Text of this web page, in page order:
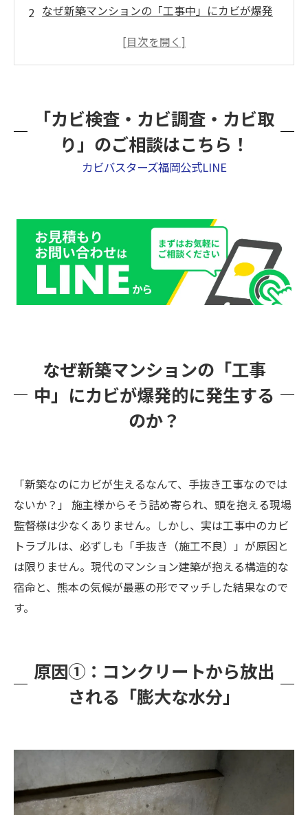
なぜ新築マンションの「工事中」にカビが爆発
原因①：コンクリートから放出される「膨
密空間」
原因③：熊本市特有の「盆地気候（高温多
湿）」と長雨
大工や美装業者による「間違ったカビ取り」が
現場を悪化させる
トラブルを円満に解決するカビバスターズの
「カビ菌検査・汚染調査」
お問い合わせから緊急出動・報告書提出までの
流れ
建設業者様からよくあるご質問（FAQ）
まとめ：熊本のマンション建設トラブルはカビ
「カビ検査・カビ調査・カビ取
り」のご相談はこちら！
カビバスターズ福岡公式LINE
なぜ新築マンションの「工事
中」にカビが爆発的に発生する
のか？
「新築なのにカビが生えるなんて、手抜き工事なのでは
ないか？」 施主様からそう詰め寄られ、頭を抱える現場
監督様は少なくありません。しかし、実は工事中のカビ
トラブルは、必ずしも「手抜き（施工不良）」が原因と
は限りません。現代のマンション建築が抱える構造的な
宿命と、熊本の気候が最悪の形でマッチした結果なので
す。
原因①：コンクリートから放出
される「膨大な水分」